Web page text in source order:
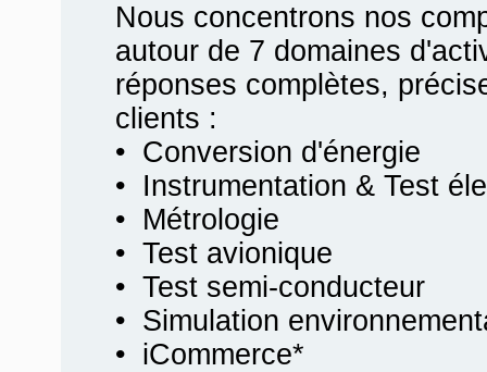
Nous concentrons nos
autour de 7 domaines
réponses complètes,
clients :
• Conversion d'énergie
• Instrumentation & Test
• Métrologie
• Test avionique
• Test semi-conducteur
• Simulation
• iCommerce*